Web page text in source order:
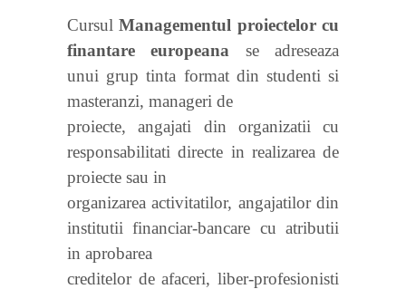
CursulManagementul proiectelor cu
finantare europeana se adreseaza
unui grup tinta format din studenti si
masteranzi, manageri de
proiecte, angajati din organizatii cu
responsabilitati directe in realizarea de
proiecte sau in
organizarea activitatilor, angajatilor din
institutii financiar-bancare cu atributii
in aprobarea
creditelor de afaceri, liber-profesionisti